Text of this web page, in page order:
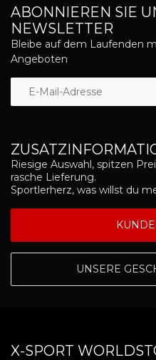
Riesige Auswahl, spitzen
rasche Lieferung.
Sportlerherz, was willst du
UNSERE
ABONNIEREN SIE
NEWSLETTER
Bleibe auf dem Laufenden
Angeboten
X-SPORT